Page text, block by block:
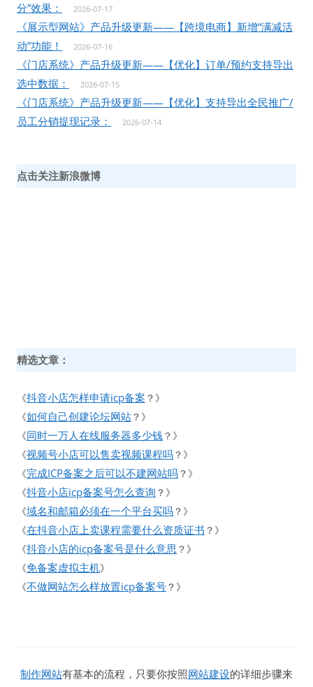
分”效果：
2026-07-17
《展示型网站》产品升级更新——【跨境电商】新增“满减活
动”功能！
2026-07-16
《门店系统》产品升级更新——【优化】订单/预约支持导出
选中数据：
2026-07-15
《门店系统》产品升级更新——【优化】支持导出全民推广/
员工分销提现记录：
2026-07-14
点击关注新浪微博
精选文章：
《抖音小店怎样申请icp备案 ？》
《如何自己创建论坛网站 ？》
《同时一万人在线服务器多少钱 ？》
《视频号小店可以售卖视频课程吗 ？》
《完成ICP备案之后可以不建网站吗 ？》
《抖音小店icp备案号怎么查询 ？》
《域名和邮箱必须在一个平台买吗 ？》
《在抖音小店上卖课程需要什么资质证书 ？》
《抖音小店的icp备案号是什么意思 ？》
《免备案虚拟主机》
《不做网站怎么样放置icp备案号 ？》
制作网站有基本的流程，只要你按照网站建设的详细步骤来